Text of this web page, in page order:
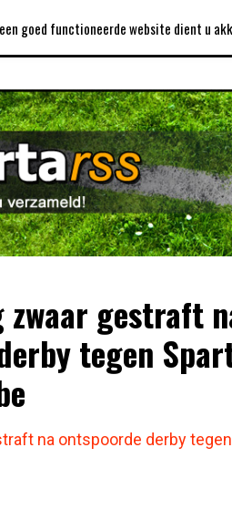
LINKS PRIJZENKAST
zwaar gestraft
tegen
na ontspoorde derby
goed functioneerde website dient u